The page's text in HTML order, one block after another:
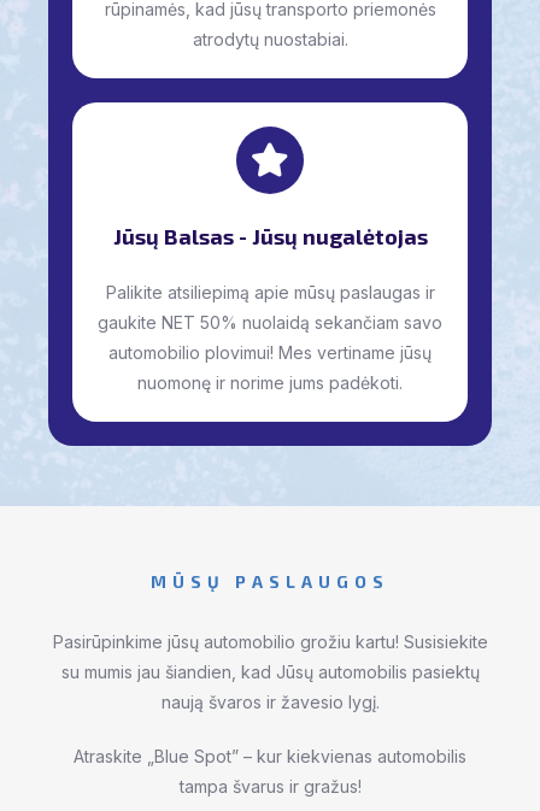
rūpinamės, kad jūsų transporto priemonės
atrodytų nuostabiai.
Jūsų Balsas - Jūsų nugalėtojas
Palikite atsiliepimą apie mūsų paslaugas ir
gaukite NET 50% nuolaidą sekančiam savo
automobilio plovimui! Mes vertiname jūsų
nuomonę ir norime jums padėkoti.
MŪSŲ PASLAUGOS
Pasirūpinkime jūsų automobilio grožiu kartu! Susisiekite
su mumis jau šiandien, kad Jūsų automobilis pasiektų
naują švaros ir žavesio lygį.
Atraskite „Blue Spot” – kur kiekvienas automobilis
tampa švarus ir gražus!